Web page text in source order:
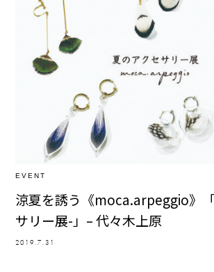
EVENT
涼夏を誘う《moca.arpeggio》
サリー展-」– 代々木上原
2019.7.31